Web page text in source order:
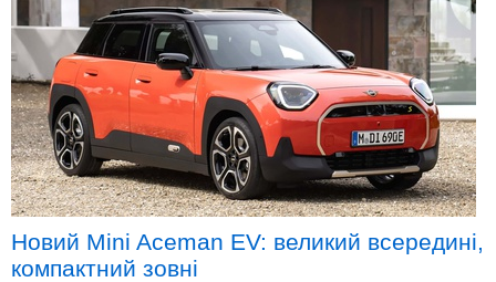
Новий Mini Aceman EV: великий всередині,
компактний зовні